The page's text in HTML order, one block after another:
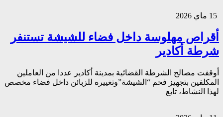
أقراص مهلوسة داخل فضاء للشيشة تستنفر
شرطة أكادير
أوقفت مصالح الشرطة القضائية بمدينة أكادير عددا من العاملين
المكلفين بتجهيز فحم “الشيشة”وتغييره للزبائن داخل فضاء مخصص
لهذا النشاط، تابع